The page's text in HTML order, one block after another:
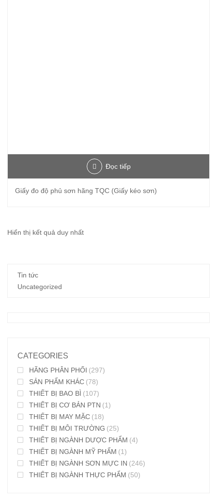
Đọc tiếp
Giấy đo độ phủ sơn hãng TQC (Giấy kéo sơn)
Hiển thị kết quả duy nhất
Tin tức
Uncategorized
CATEGORIES
HÃNG PHÂN PHỐI (297)
SẢN PHẨM KHÁC (78)
THIẾT BỊ BAO BÌ (107)
THIẾT BỊ CƠ BẢN PTN (1)
THIẾT BỊ MAY MẶC (18)
THIẾT BỊ MÔI TRƯỜNG (25)
THIẾT BỊ NGÀNH DƯỢC PHẨM (4)
THIẾT BỊ NGÀNH MỸ PHẨM (1)
THIẾT BỊ NGÀNH SƠN MỰC IN (246)
THIẾT BỊ NGÀNH THỰC PHẨM (50)